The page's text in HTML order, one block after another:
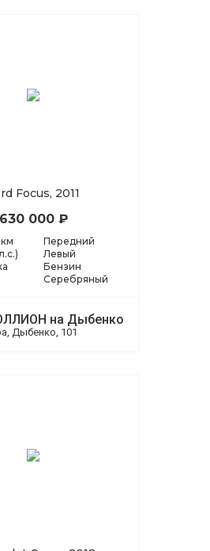
Focus, 2011
630 000 ₽
Передний
Левый
Бензин
Серебряный
на Дыбенко
Дыбенко, 101